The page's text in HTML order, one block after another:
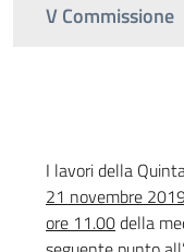
V Commissione
I lavori della
21 novembre 2019
ore 11.00della